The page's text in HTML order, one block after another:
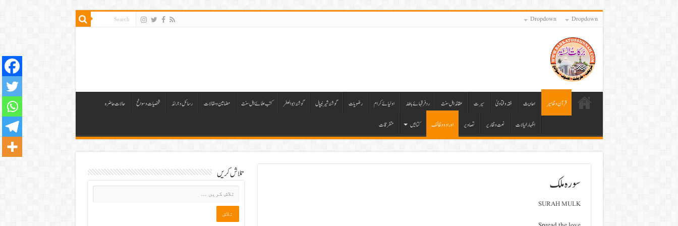
Dropdown
Dropdown
قرآن وتفاسیر احادیث فقہ وفتاویٰ سیرت عقائد اہل سنت رد فرقہائے باطلہ اولیائے کرام رضویات گوشۂ شیر نیپال گوشۂ ابوالعطر کتب علمائے اہل سنت مضامین ومقالات رسائل وجرائد شخصیات وسوانح حالات حاضرہ
اظہار خیالات نعت وتقاریر تصاویر اورادووظائف کتابیں متفرقات
سورہ ملک
SURAH MULK
تلاش کریں